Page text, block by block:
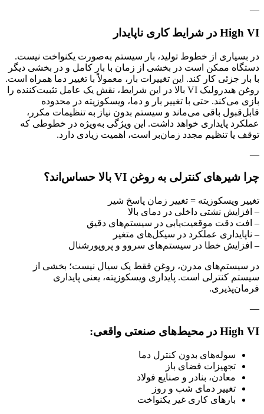
—
High VI در شرایط کاری ناپایدار
در بسیاری از خطوط تولید، بار سیستم به‌صورت یکنواخت نیست.
دستگاه ممکن است در بخشی از زمان با بار کامل و در بخشی دیگر
با بار جزئی کار کند. این تغییرات بار، معمولاً با تغییر دما همراه است.
روغن هیدرولیک VI بالا در این شرایط، نقش یک عامل تثبیت‌کننده را
بازی می‌کند. حتی با تغییر بار و دما، ویسکوزیته در محدوده
قابل‌قبول باقی می‌ماند و سیستم بدون نیاز به تنظیمات مکرر،
عملکرد پایداری خواهد داشت. این ویژگی به‌ویژه در خطوطی که
توقف یا تنظیم مجدد زمان‌بر است، اهمیت زیادی دارد.
—
چرا شیرهای کنترلی به روغن VI بالا حساس‌اند؟
تغییر ویسکوزیته = تغییر زمان پاسخ شیر
– افزایش نشتی داخلی در دمای بالا
– افت دقت موقعیت‌یابی در سیستم‌های دقیق
– ناپایداری عملکرد در سیکل‌های متغیر
– افزایش خطا در سیستم‌های سروو و پروپورشنال
در سیستم‌های مدرن، روغن فقط یک سیال نیست؛ بخشی از
سیستم کنترلی است. پایداری ویسکوزیته، یعنی پایداری
فرمان‌پذیری.
—
High VI در محیط‌های صنعتی واقعی:
سوله‌های بدون کنترل دما
تجهیزات فضای باز
معادن، بنادر و صنایع فولاد
تغییر دمای شب و روز
بارهای کاری غیر یکنواخت